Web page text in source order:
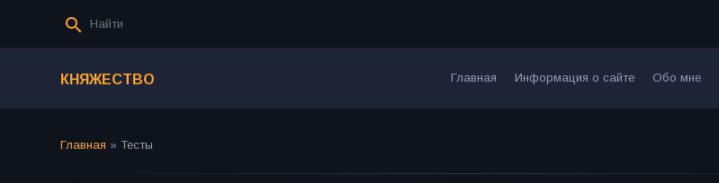
КНЯЖЕСТВО Главная Информация о сайте Обо мне
Главная » Тесты